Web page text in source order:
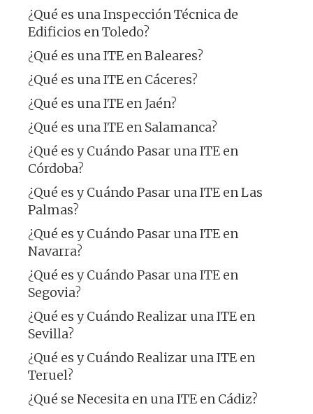
¿Qué es una Inspección Técnica de
Edificios en Toledo?
¿Qué es una ITE en Baleares?
¿Qué es una ITE en Cáceres?
¿Qué es una ITE en Jaén?
¿Qué es una ITE en Salamanca?
¿Qué es y Cuándo Pasar una ITE en
Córdoba?
¿Qué es y Cuándo Pasar una ITE en Las
Palmas?
¿Qué es y Cuándo Pasar una ITE en
Navarra?
¿Qué es y Cuándo Pasar una ITE en
Segovia?
¿Qué es y Cuándo Realizar una ITE en
Sevilla?
¿Qué es y Cuándo Realizar una ITE en
Teruel?
¿Qué se Necesita en una ITE en Cádiz?